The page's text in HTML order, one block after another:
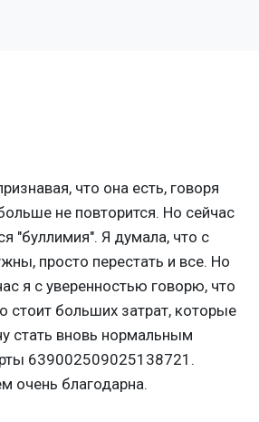
что она есть, говоря
не повторится. Но сейчас
"буллимия". Я думала, что с
просто перестать и все. Но
я с уверенностью говорю, что
больших затрат, которые
стать вновь нормальным
639002509025138721.
очень благодарна.